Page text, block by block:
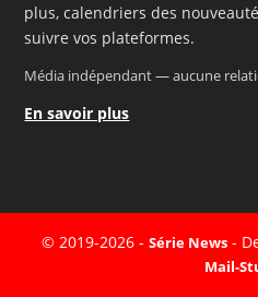
plus, calendriers des
suivre vos plateformes.
Média indépendant — aucune
En savoir plus
© 2019-2026 - Série News-
Mail-